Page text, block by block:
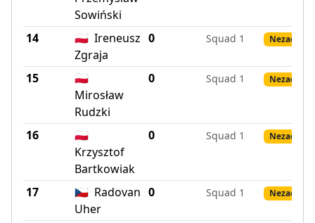
Sowiński
14 🇵🇱 Ireneusz
Zgraja
0 Squad 1
15
🇵🇱
Mirosław
Rudzki
0 Squad 1
16
🇵🇱
Krzysztof
Bartkowiak
0 Squad 1
17 🇨🇿 Radovan
Uher
0 Squad 1